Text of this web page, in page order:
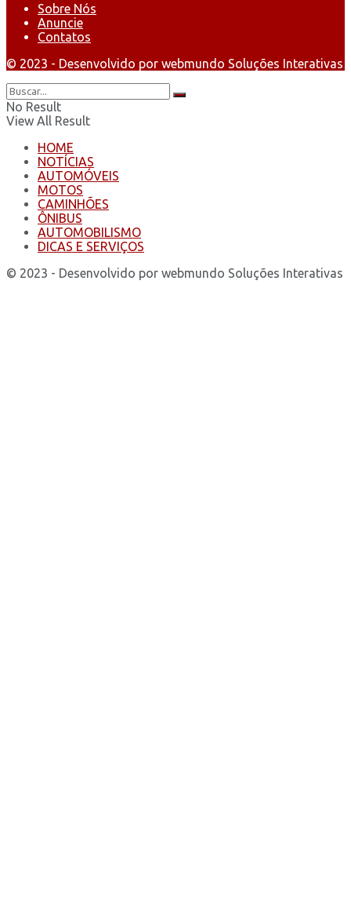
Sobre Nós
Anuncie
Contatos
© 2023 - Desenvolvido por webmundo Soluções Interativas
No Result
View All Result
HOME
NOTÍCIAS
AUTOMÓVEIS
MOTOS
CAMINHÕES
ÔNIBUS
AUTOMOBILISMO
DICAS E SERVIÇOS
© 2023 - Desenvolvido por webmundo Soluções Interativas